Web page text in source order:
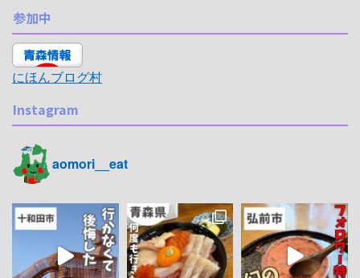
参加中
にほんブログ村
Instagram
aomori__eat